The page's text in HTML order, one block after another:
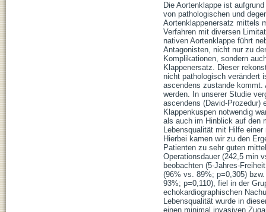
Die Aortenklappe ist
von pathologischen und
Aortenklappenersatz mittels
Verfahren mit diversen
nativen Aortenklappe führt
Antagonisten, nicht nur zu
Komplikationen, sondern
Klappenersatz. Dieser
nicht pathologisch verändert
ascendens zustande kommt.
werden. In unserer Studie
ascendens (David-Prozedur)
Klappenkuspen notwendig
als auch im Hinblick auf den
Lebensqualität mit Hilfe
Hierbei kamen wir zu den
Patienten zu sehr guten
Operationsdauer (242,5 min
beobachten (5-Jahres-
(96% vs. 89%; p=0,305)
93%; p=0,110), fiel in der
echokardiographischen
Lebensqualität wurde in
einen minimal invasiven